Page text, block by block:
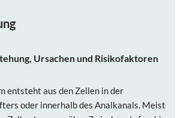
Ursachen und Risikofaktoren
entsteht aus den Zellen in der
oder innerhalb des Analkanals. Meist